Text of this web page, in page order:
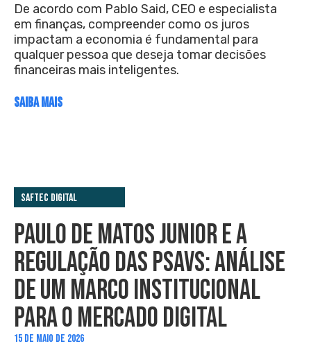
De acordo com Pablo Said, CEO e especialista
em finanças, compreender como os juros
impactam a economia é fundamental para
qualquer pessoa que deseja tomar decisões
financeiras mais inteligentes.
SAIBA MAIS
Saftec Digital
PAULO DE MATOS JUNIOR E A
REGULAÇÃO DAS PSAVS: ANÁLISE
DE UM MARCO INSTITUCIONAL
PARA O MERCADO DIGITAL
15 DE MAIO DE 2026